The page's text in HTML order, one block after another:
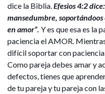
dice la Biblia. Efesios 4:2
mansedumbre, soportándoos
en amor”. Y es que esa es la
paciencia el AMOR.
difícil soportar con paciencia
Como pareja debes amar y
defectos, tienes que
de tu pareja y tu pareja con